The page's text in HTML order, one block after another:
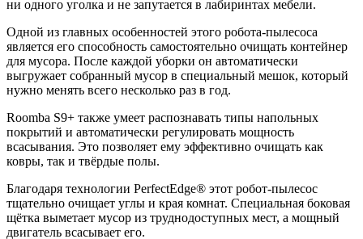
ни одного уголка и не запутается в лабиринтах мебели.
Одной из главных особенностей этого робота-пылесоса
является его способность самостоятельно очищать контейнер
для мусора. После каждой уборки он автоматически
выгружает собранный мусор в специальный мешок, который
нужно менять всего несколько раз в год.
Roomba S9+ также умеет распознавать типы напольных
покрытий и автоматически регулировать мощность
всасывания. Это позволяет ему эффективно очищать как
ковры, так и твёрдые полы.
Благодаря технологии PerfectEdge® этот робот-пылесос
тщательно очищает углы и края комнат. Специальная боковая
щётка выметает мусор из труднодоступных мест, а мощный
двигатель всасывает его.